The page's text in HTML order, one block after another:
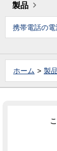
製品
携帯電話の
ホーム 製品